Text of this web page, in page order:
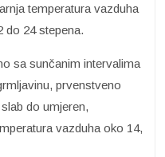
temperatura vazduha
do 24 stepena.
sa sunčanim intervalima
prvenstveno
do umjeren,
vazduha oko 14,